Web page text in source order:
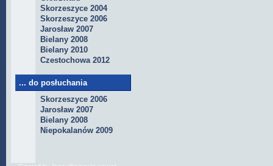
Skorzeszyce 2004
Skorzeszyce 2006
Jarosław 2007
Bielany 2008
Bielany 2010
Czestochowa 2012
... do posłuchania
Skorzeszyce 2006
Jarosław 2007
Bielany 2008
Niepokalanów 2009